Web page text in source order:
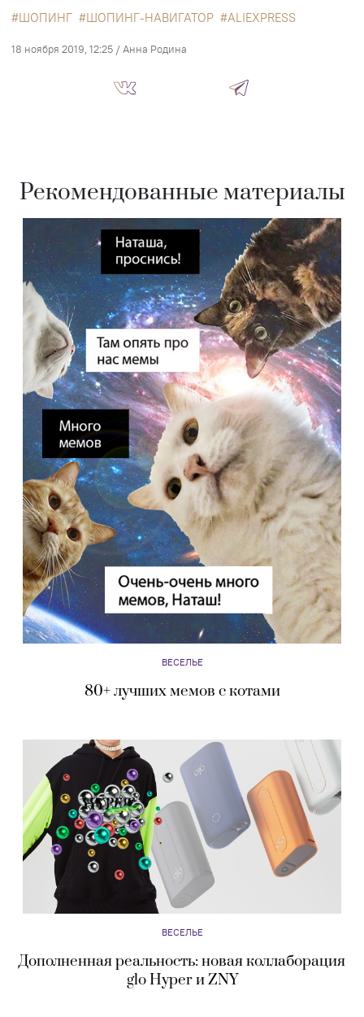
ШОПИНГ ШОПИНГ-НАВИГАТОР ALIEXPRESS
18 ноября 2019, 12:25 / Анна Родина
Рекомендованные материалы
ВЕСЕЛЬЕ
80+ лучших мемов с котами
ВЕСЕЛЬЕ
Дополненная реальность: новая коллаборация
glo Hyper и ZNY